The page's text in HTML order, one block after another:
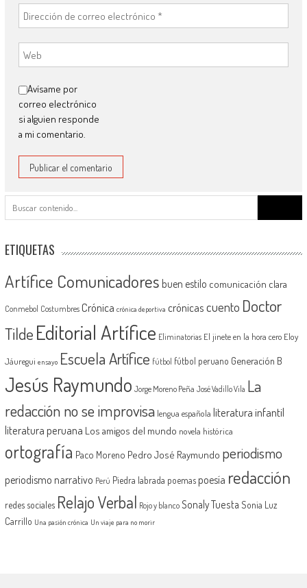
Avísame por
correo electrónico
si alguien responde
a mi comentario.
ETIQUETAS
Artífice Comunicadores buen estilo comunicación clara
Conmebol Costumbres Crónica crónica deportiva crónicascuento Doctor
Tilde Editorial Artífice Eliminatorias El jinete en la hora cero Eloy
Jáuregui ensayo Escuela Artífice fútbol fútbol peruano Generación B
Jesús Raymundo Jorge Moreno Peña José Vadillo Vila La
redacción no se improvisa lengua española literatura infantil
literatura peruana Los amigos del mundo novela histórica
ortografía Paco Moreno Pedro José Raymundo periodismo
periodismo narrativo Perú Piedra labrada poemas poesía redacción
redes sociales Relajo Verbal Rojo y blanco Sonaly Tuesta Sonia Luz
Carrillo Una pasión crónica Un viaje para no morir